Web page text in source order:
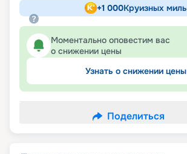
+1 000Круизных миль
Моментально оповестим вас
о снижении цены
Узнать о снижении цены
Поделиться